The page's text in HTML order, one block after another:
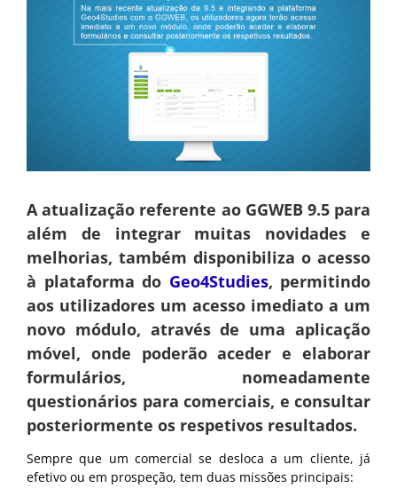
A atualização referente ao GGWEB 9.5 para
além de integrar muitas novidades e
melhorias, também disponibiliza o acesso
à plataforma do Geo4Studies, permitindo
aos utilizadores um acesso imediato a um
novo módulo, através de uma aplicação
móvel, onde poderão aceder e elaborar
formulários, nomeadamente
questionários para comerciais, e consultar
posteriormente os respetivos resultados.
Sempre que um comercial se desloca a um cliente, já
efetivo ou em prospeção, tem duas missões principais: